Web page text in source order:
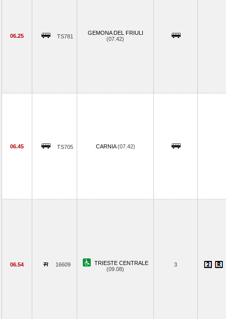
06.25 TS781
GEMONA DEL FRIULI
(07.42)
06.45 TS705 CARNIA(07.42)
06.54 16609
TRIESTE CENTRALE
(09.08)
3